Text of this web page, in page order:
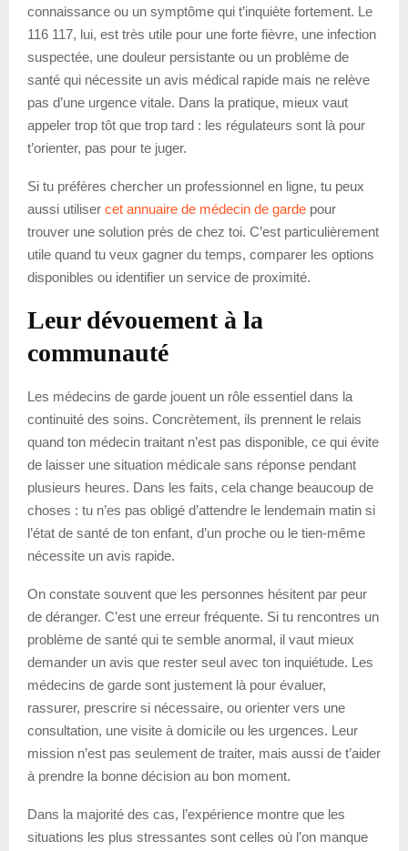
connaissance ou un symptôme qui t’inquiète fortement. Le
116 117, lui, est très utile pour une forte fièvre, une infection
suspectée, une douleur persistante ou un problème de
santé qui nécessite un avis médical rapide mais ne relève
pas d’une urgence vitale. Dans la pratique, mieux vaut
appeler trop tôt que trop tard : les régulateurs sont là pour
t’orienter, pas pour te juger.
Si tu préfères chercher un professionnel en ligne, tu peux
aussi utiliser cet annuaire de médecin de garde pour
trouver une solution près de chez toi. C’est particulièrement
utile quand tu veux gagner du temps, comparer les options
disponibles ou identifier un service de proximité.
Leur dévouement à la
communauté
Les médecins de garde jouent un rôle essentiel dans la
continuité des soins. Concrètement, ils prennent le relais
quand ton médecin traitant n’est pas disponible, ce qui évite
de laisser une situation médicale sans réponse pendant
plusieurs heures. Dans les faits, cela change beaucoup de
choses : tu n’es pas obligé d’attendre le lendemain matin si
l’état de santé de ton enfant, d’un proche ou le tien-même
nécessite un avis rapide.
On constate souvent que les personnes hésitent par peur
de déranger. C’est une erreur fréquente. Si tu rencontres un
problème de santé qui te semble anormal, il vaut mieux
demander un avis que rester seul avec ton inquiétude. Les
médecins de garde sont justement là pour évaluer,
rassurer, prescrire si nécessaire, ou orienter vers une
consultation, une visite à domicile ou les urgences. Leur
mission n’est pas seulement de traiter, mais aussi de t’aider
à prendre la bonne décision au bon moment.
Dans la majorité des cas, l’expérience montre que les
situations les plus stressantes sont celles où l’on manque